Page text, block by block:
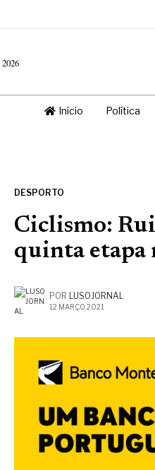
Início Política
DESPORTO
Ciclismo:
quinta etapa
POR LUSOJORNAL
12 MARÇO, 2021